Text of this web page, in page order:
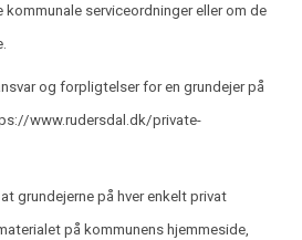
serviceordninger eller om de
og forpligtelser for en grundejer på
www.rudersdal.dk/private-
grundejerne på hver enkelt privat
på kommunens hjemmeside,